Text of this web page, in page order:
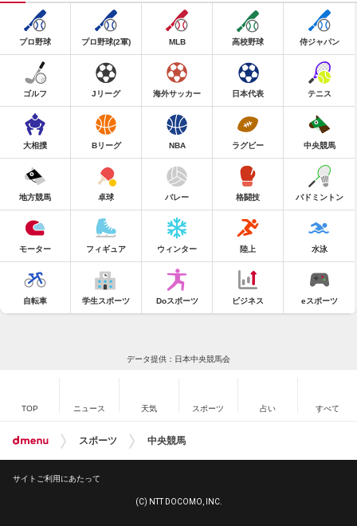
プロ野球 プロ野球(2軍) MLB 高校野球 侍ジャパン
ゴルフ Jリーグ 海外サッカー 日本代表 テニス
大相撲 Bリーグ NBA ラグビー 中央競馬
地方競馬 卓球 バレー 格闘技 バドミントン
モーター フィギュア ウィンター 陸上 水泳
自転車 学生スポーツ Doスポーツ ビジネス eスポーツ
データ提供：日本中央競馬会
TOP ニュース 天気 スポーツ 占い すべて
スポーツ 中央競馬
サイトご利用にあたって
(C) NTT DOCOMO, INC.